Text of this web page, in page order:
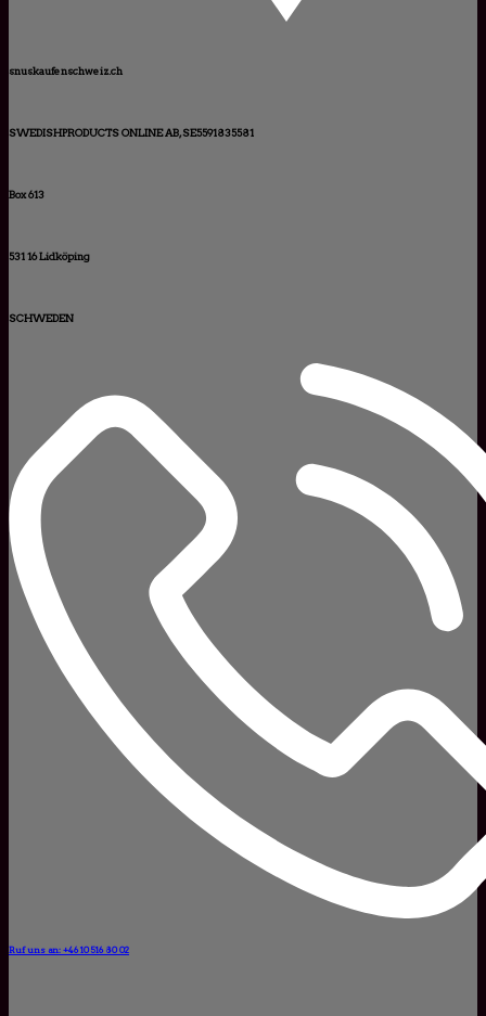
snuskaufenschweiz.ch
SWEDISHPRODUCTS ONLINE AB, SE5591835581
Box 613
531 16 Lidköping
SCHWEDEN
Ruf uns an: +46 10 516 80 02